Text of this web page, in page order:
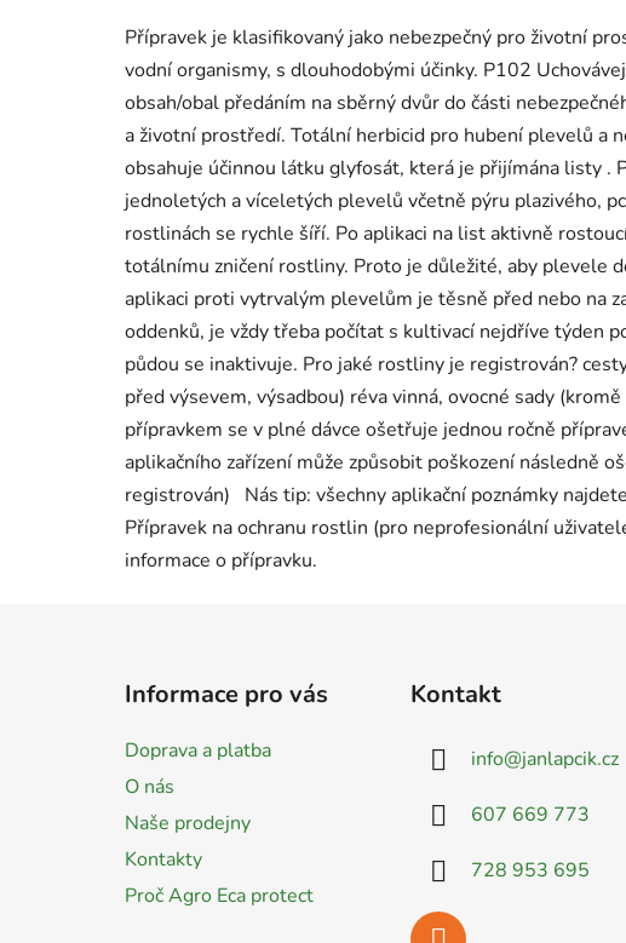
Přípravek je klasifikovaný jako nebezpečný pro životní
vodní organismy, s dlouhodobými účinky. P102
obsah/obal předáním na sběrný dvůr do části
a životní prostředí. Totální herbicid pro hubení plevelů a
obsahuje účinnou látku glyfosát, která je přijímána listy
jednoletých a víceletých plevelů včetně pýru plazivého,
rostlinách se rychle šíří. Po aplikaci na list aktivně
totálnímu zničení rostliny. Proto je důležité, aby plevele
aplikaci proti vytrvalým plevelům je těsně před nebo na
oddenků, je vždy třeba počítat s kultivací nejdříve týden
půdou se inaktivuje. Pro jaké rostliny je registrován?
před výsevem, výsadbou) réva vinná, ovocné sady
přípravkem se v plné dávce ošetřuje jednou ročně
aplikačního zařízení může způsobit poškození následně
registrován) Nás tip: všechny aplikační poznámky
Přípravek na ochranu rostlin (pro neprofesionální
informace o přípravku.
Informace pro vás
Doprava a platba
O nás
Naše prodejny
Kontakty
Proč Agro Eca protect
Kontakt
info@janlapcik.cz
607 669 773
728 953 695